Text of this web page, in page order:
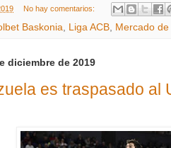
No hay comentarios:
Baskonia, Liga ACB, Mercado
diciembre de 2019
es traspasado al